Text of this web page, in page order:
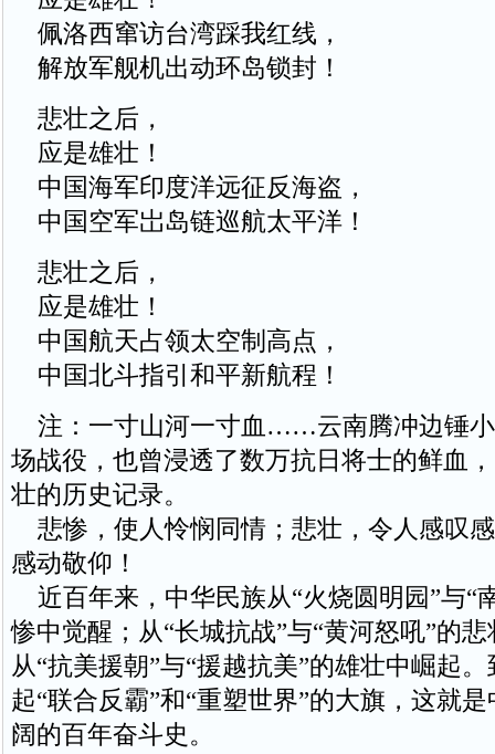
佩洛西窜访台湾踩我红线，
解放军舰机出动环岛锁封！
悲壮之后，
应是雄壮！
中国海军印度洋远征反海盗，
中国空军岀岛链巡航太平洋！
悲壮之后，
应是雄壮！
中国航天占领太空制高点，
中国北斗指引和平新航程！
注：一寸山河一寸血……云南腾冲边锤小
场战役，也曾浸透了数万抗日将士的鲜血
壮的历史记录。
悲惨，使人怜悯同情；悲壮，令人感叹
感动敬仰！
近百年来，中华民族从“火烧圆明园”与“
惨中觉醒；从“长城抗战”与“黄河怒吼”的
从“抗美援朝”与“援越抗美”的雄壮中崛起
起“联合反霸”和“重塑世界”的大旗，这就
阔的百年奋斗史。